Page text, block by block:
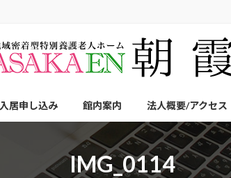
入居申し込み 館内案内 法人概要/アクセス
IMG_0114